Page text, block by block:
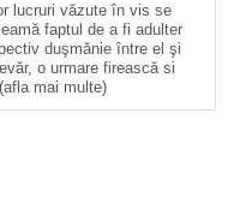
lucruri văzute în vis se
faptul de a fi adulter
duşmănie între el şi
o urmare firească si
mai multe)